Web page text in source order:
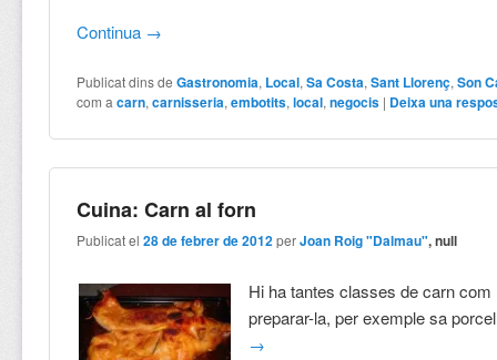
Continua →
Publicat dins de Gastronomia, Local,Sa Costa,Sant Llorenç,Son
com a carn,carnisseria,embotits,local,negocis | Deixa una
Cuina: Carn al forn
Publicat el28 de febrer de 2012 perJoan Roig "Dalmau", null
Hi ha tantes classes de carn
preparar-la, per exemple sa
→